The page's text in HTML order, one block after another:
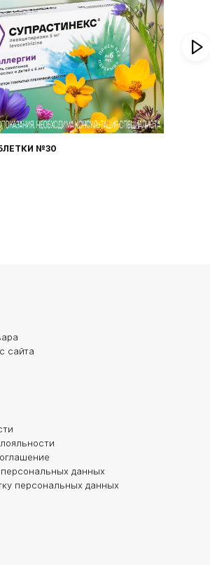
№30
сайта
данных
персональных данных